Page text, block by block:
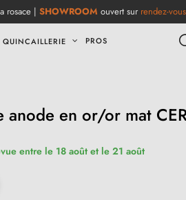
rosace | SHOWROOM ouvert sur rendez-vous
QUINCAILLERIE PROS
anode en or/or mat
entre le 18 août et le 21 août